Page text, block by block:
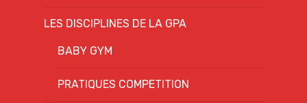
LES DISCIPLINES DE LA GPA
BABY GYM
PRATIQUES COMPETITION